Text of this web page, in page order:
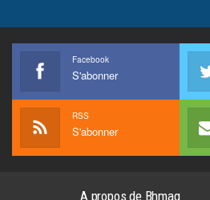
Facebook
S'abonner
RSS
S'abonner
A propos de Bhmag